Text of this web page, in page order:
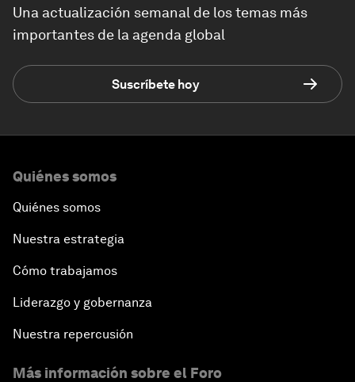
Una actualización semanal de los temas más
importantes de la agenda global
Suscríbete hoy
Quiénes somos
Quiénes somos
Nuestra estrategia
Cómo trabajamos
Liderazgo y gobernanza
Nuestra repercusión
Más información sobre el Foro